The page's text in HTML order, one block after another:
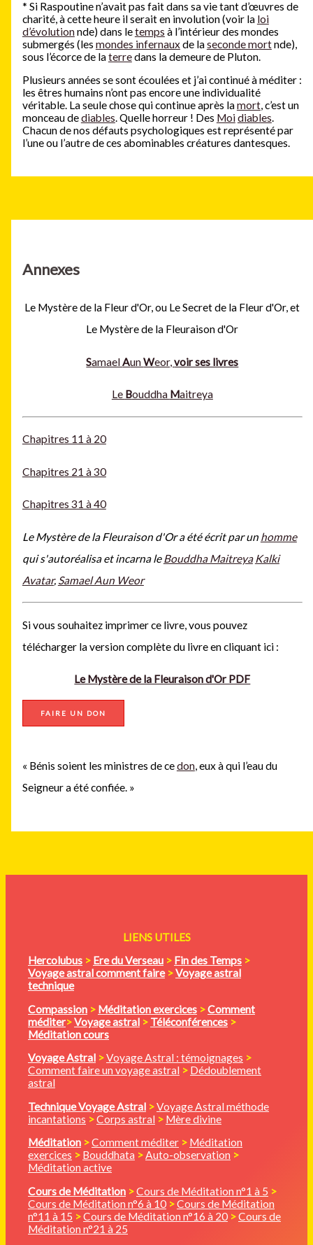
Annexes
Le Mystère de la Fleur d'Or, ou Le Secret de la Fleur d'Or, et
Le Mystère de la Fleuraison d'Or
SamaelAunWeor,voir ses livres
Le Bouddha Maitreya
Chapitres 11 à 20
Chapitres 21 à 30
Chapitres 31 à 40
Le Mystère de la Fleuraison d'Or a été écrit par un homme
qui s'autoréalisa et incarna leBouddha Maitreya Kalki
Avatar, Samael Aun Weor
Si vous souhaitez imprimer ce livre, vous pouvez
télécharger la version complète du livre en cliquant ici :
Le Mystère de la Fleuraison d'Or PDF
FAIRE UN DON
« Bénis soient les ministres de cedon, eux à qui l’eau du
Seigneur a été confiée. »
* Si Raspoutine n’avait pas fait dans sa vie tant d’œuvres de
charité, à cette heure il serait en involution (voir la loi
d’évolutionnde) dans letemps à l’intérieur des mondes
submergés (les mondes infernauxde laseconde mortnde),
sous l’écorce de laterredans la demeure de Pluton.
Plusieurs années se sont écoulées et j’ai continué à méditer :
les êtres humains n’ont pas encore une individualité
véritable. La seule chose qui continue après lamort, c’est un
monceau dediables. Quelle horreur ! Des Moidiables.
Chacun de nos défauts psychologiques est représenté par
l’une ou l’autre de ces abominables créatures dantesques.
LIENS UTILES
Hercolubus > Ere du Verseau > Fin des Temps >
Voyage astral comment faire >Voyage astral
technique
Compassion > Méditationexercices >Comment
méditer>Voyage astral > Téléconférences >
Méditation cours
Voyage Astral >Voyage Astral : témoignages >
Comment faire un voyage astral > Dédoublement
astral
Technique Voyage Astral >Voyage Astral méthode
incantations >Corps astral > Mère divine
Méditation >Comment méditer > Méditation
exercices > Bouddhata >Auto-observation >
Méditation active
Cours de Méditation >Cours de Méditation n°1 à 5 >
Cours de Méditation n°6 à 10 >Cours de Méditation
n°11 à 15 >Cours de Méditation n°16 à 20 >Cours de
Méditation n°21 à 25